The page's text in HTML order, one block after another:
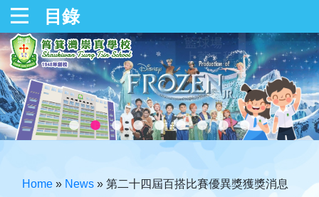
目錄
Home » News » 第二十四屆百搭比賽優異獎獲獎消息